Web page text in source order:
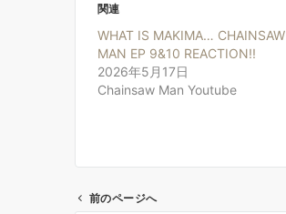
関連
WHAT IS MAKIMA… CHAINSAW
MAN EP 9&10 REACTION!!
2026年5月17日
Chainsaw Man Youtube
前のページへ